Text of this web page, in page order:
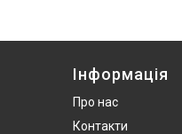
Інформація
Про нас
Контакти